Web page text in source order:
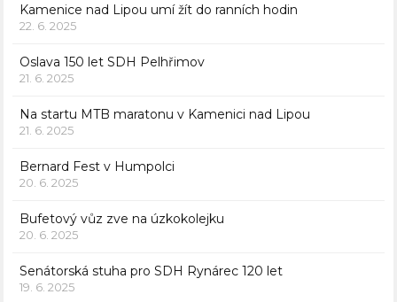
Kamenice nad Lipou umí žít do ranních hodin
22. 6. 2025
Oslava 150 let SDH Pelhřimov
21. 6. 2025
Na startu MTB maratonu v Kamenici nad Lipou
21. 6. 2025
Bernard Fest v Humpolci
20. 6. 2025
Bufetový vůz zve na úzkokolejku
20. 6. 2025
Senátorská stuha pro SDH Rynárec 120 let
19. 6. 2025